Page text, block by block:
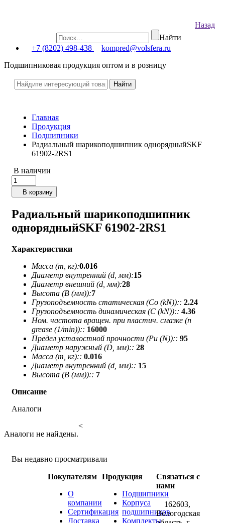
Назад
Найти
+7 (8202) 498-438
kompred@volsfera.ru
Подшипниковая продукция оптом и в розницу
Главная
Продукция
Подшипники
Радиальный шарикоподшипник однорядныйSKF
61902-2RS1
В наличии
В корзину
Радиальный шарикоподшипник
однорядныйSKF 61902-2RS1
Характеристики
Масса (m, кг):0.016
Диаметр внутренний (d, мм):15
Диаметр внешний (d, мм):28
Высота (В (мм)):7
Грузоподъемность статическая (Co (kN)):: 2.24
Грузоподъемность динамическая (C (kN)):: 4.36
Ном. частота вращен. при пластич. смазке (n
grease (1/min)):: 16000
Предел усталостной прочности (Pu (N)):: 95
Диаметр наружный (D, мм):: 28
Масса (m, кг):: 0.016
Диаметр внутренний (d, мм):: 15
Высота (В (мм)):: 7
Описание
Аналоги
Аналоги не найдены.
<
Вы недавно просматривали
Покупателям
О
компании
Сертификация
Доставка
Продукция
Подшипники
Корпуса
подшипников
Комплекты
Связаться с
нами
162603,
Вологодская